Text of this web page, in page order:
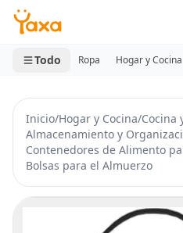
MINI CARRITO
0 productos
Todo Ropa Hogar y Cocina
Inicio/Hogar y Cocina/Cocina
Almacenamiento y
Contenedores de Alimento
Bolsas para el Almuerzo